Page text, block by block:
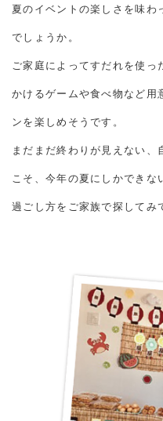
夏のイベントの楽しさを味
でしょうか。
ご家庭によってすだれを使
かけるゲームや食べ物など用
ンを楽しめそうです。
まだまだ終わりが見えない、
こそ、今年の夏にしかできな
過ごし方をご家族で探してみ